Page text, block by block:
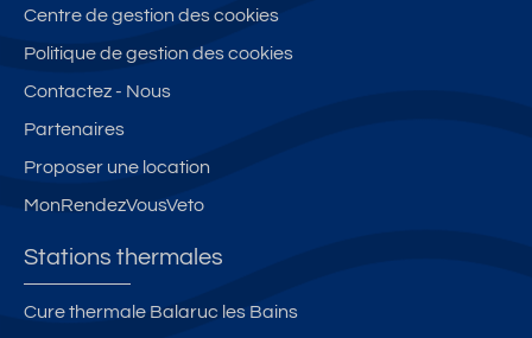
Centre de gestion des cookies
Politique de gestion des cookies
Contactez - Nous
Partenaires
Proposer une location
MonRendezVousVeto
Stations thermales
Cure thermale Balaruc les Bains